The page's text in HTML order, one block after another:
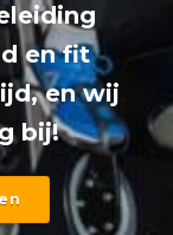
en fit
en wij
bij!